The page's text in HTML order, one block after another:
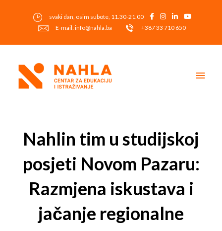
svaki dan, osim subote, 11.30-21.00
E-mail: info@nahla.ba
+387 33 710 650
Nahlin tim u studijskoj
posjeti Novom Pazaru:
Razmjena iskustava i
jačanje regionalne